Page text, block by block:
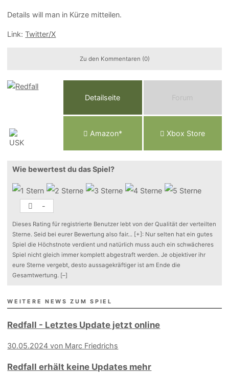
Details will man in Kürze mitteilen.
Link:Twitter/X
Zu den Kommentaren (0)
Detailseite Forum
Amazon* Xbox Store
Wie bewertest du das Spiel?
-
Dieses Rating für registrierte Benutzer lebt von der Qualität der verteilten
Sterne. Seid bei eurer Bewertung also fair... [+] : Nur selten hat ein gutes
Spiel die Höchstnote verdient und natürlich muss auch ein schwächeres
Spiel nicht gleich immer komplett abgestraft werden. Je objektiver ihr
eure Sterne vergebt, desto aussagekräftiger ist am Ende die
Gesamtwertung. [–]
WEITERE NEWS ZUM SPIEL
Redfall - Letztes Update jetzt online
30.05.2024 von Marc Friedrichs
Redfall erhält keine Updates mehr